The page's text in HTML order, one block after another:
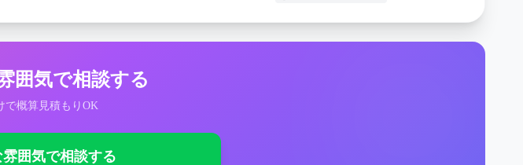
囲気で相談する
で概算見積もりOK
囲気で相談する